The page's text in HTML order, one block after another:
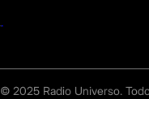
© 2025 Radio Universo.